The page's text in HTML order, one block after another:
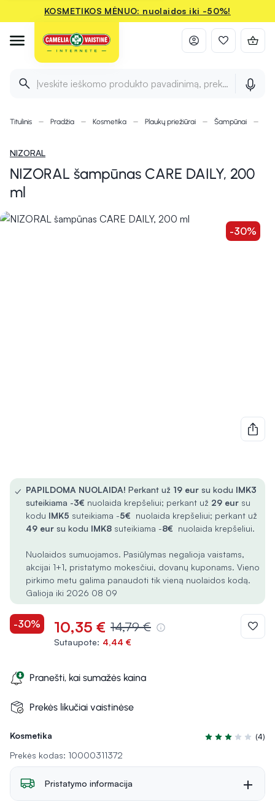
KOSMETIKOS MĖNUO: nuolaidos iki -50%!
Įveskite ieškomo produkto pavadinimą, prekės ženklą ir
Titulinis Pradžia Kosmetika Plaukų priežiūrai Šampūnai
NIZORAL
NIZORAL šampūnas CARE DAILY, 200
ml
-30%
Kosmetika
Įvertinimas 3.3
(4)
Prekės kodas: 10000311372
✓ PAPILDOMA NUOLAIDA! Perkant už 19 eur su kodu IMK3
suteikiama -3€ nuolaida krepšeliui; perkant už 29 eur su
kodu IMK5 suteikiama -5€ nuolaida krepšeliui; perkant už
49 eur su kodu IMK8 suteikiama -8€ nuolaida krepšeliui.
Nuolaidos sumuojamos. Pasiūlymas negalioja vaistams,
akcijai 1+1, pristatymo mokesčiui, dovanų kuponams. Vieno
pirkimo metu galima panaudoti tik vieną nuolaidos kodą.
Galioja iki 2026 08 09
-30% 10,35 € 14,79 €
Sutaupote: 4,44 €
Pranešti, kai sumažės kaina
Prekės likučiai vaistinėse
Pristatymo informacija